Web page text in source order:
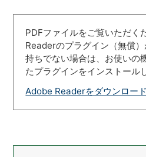
PDFファイルをご覧いただく
Readerのプラグイン（無償
持ちでない場合は、お使いの
たプラグインをインストール
Adobe Readerをダウンロー